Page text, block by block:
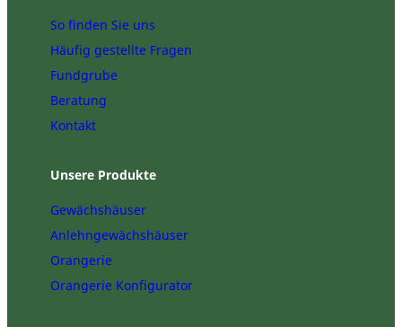
So finden Sie uns
Häufig gestellte Fragen
Fundgrube
Beratung
Kontakt
Unsere Produkte
Gewächshäuser
Anlehngewächshäuser
Orangerie
Orangerie Konfigurator